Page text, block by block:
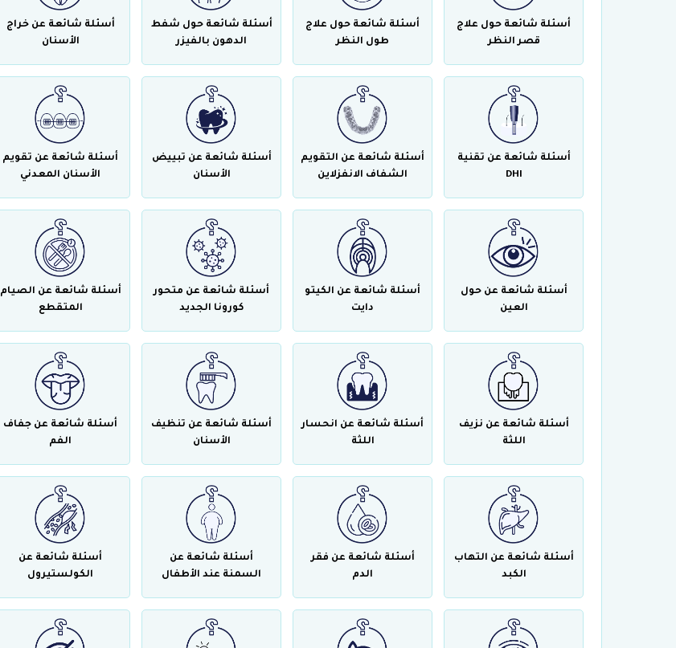
أسئلة شائعة حول علاج
قصر النظر
أسئلة شائعة حول علاج
طول النظر
أسئلة شائعة حول شفط
الدهون بالفيزر
أسئلة شائعة عن خراج
الأسنان
أسئلة شائعة عن تقنية
DHI
أسئلة شائعة عن التقويم
الشفاف الانفزلاين
أسئلة شائعة عن تبييض
الأسنان
أسئلة شائعة عن تقويم
الأسنان المعدني
أسئلة شائعة عن حول
العين
أسئلة شائعة عن الكيتو
دايت
أسئلة شائعة عن متحور
كورونا الجديد
أسئلة شائعة عن الصيام
المتقطع
أسئلة شائعة عن نزيف
اللثة
أسئلة شائعة عن انحسار
اللثة
أسئلة شائعة عن تنظيف
الأسنان
أسئلة شائعة عن جفاف
الفم
أسئلة شائعة عن التهاب
الكبد
أسئلة شائعة عن فقر
الدم
أسئلة شائعة عن
السمنة عند الأطفال
أسئلة شائعة عن
الكولستيرول